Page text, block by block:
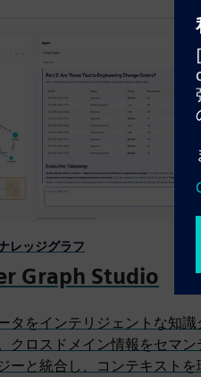
レッジグラフ
Graph Studio
タをインテリジェントな知識
クロスドメイン情報をセマン
ーと統合し、コンテキストを